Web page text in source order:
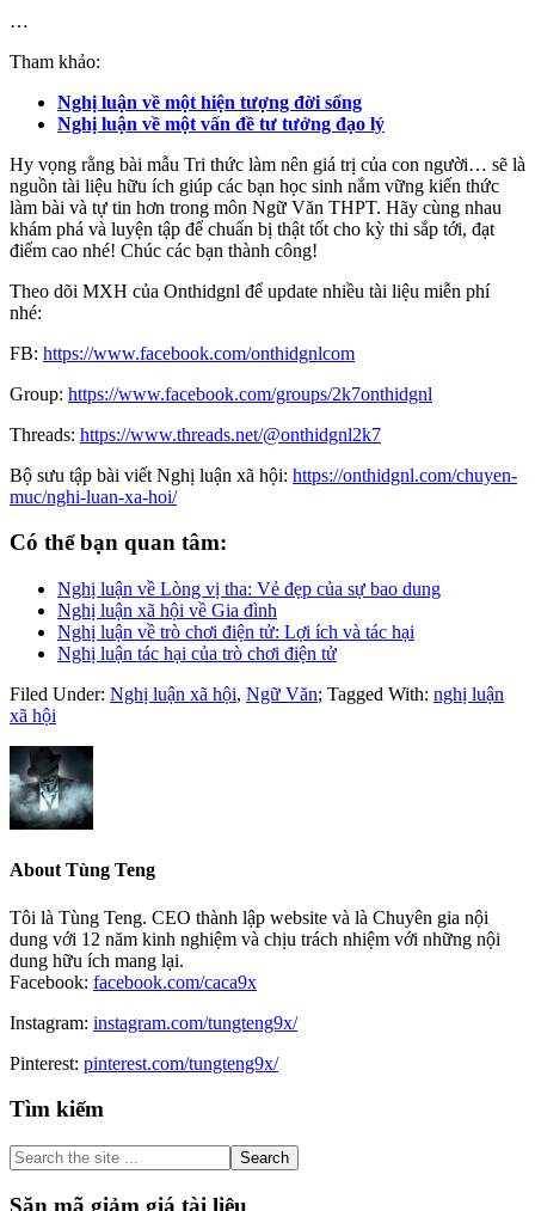
…
Tham khảo:
Nghị luận về một hiện tượng đời sống
Nghị luận về một vấn đề tư tưởng đạo lý
Hy vọng rằng bài mẫu Tri thức làm nên giá trị của con người… sẽ là
nguồn tài liệu hữu ích giúp các bạn học sinh nắm vững kiến thức
làm bài và tự tin hơn trong môn Ngữ Văn THPT. Hãy cùng nhau
khám phá và luyện tập để chuẩn bị thật tốt cho kỳ thi sắp tới, đạt
điểm cao nhé! Chúc các bạn thành công!
Theo dõi MXH của Onthidgnl để update nhiều tài liệu miễn phí
nhé:
FB: https://www.facebook.com/onthidgnlcom
Group: https://www.facebook.com/groups/2k7onthidgnl
Threads: https://www.threads.net/@onthidgnl2k7
Bộ sưu tập bài viết Nghị luận xã hội: https://onthidgnl.com/chuyen-
muc/nghi-luan-xa-hoi/
Có thể bạn quan tâm:
Nghị luận về Lòng vị tha: Vẻ đẹp của sự bao dung
Nghị luận xã hội về Gia đình
Nghị luận về trò chơi điện tử: Lợi ích và tác hại
Nghị luận tác hại của trò chơi điện tử
Filed Under: Nghị luận xã hội, Ngữ Văn; Tagged With: nghị luận
xã hội
AboutTùng Teng
Tôi là Tùng Teng. CEO thành lập website và là Chuyên gia nội
dung với 12 năm kinh nghiệm và chịu trách nhiệm với những nội
dung hữu ích mang lại.
Facebook: facebook.com/caca9x
Instagram: instagram.com/tungteng9x/
Pinterest: pinterest.com/tungteng9x/
Primary
Sidebar
Tìm kiếm
Search
the
site
Săn mã giảm giá tài liệu